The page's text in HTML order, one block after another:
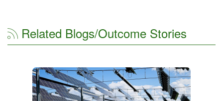
Related Blogs/Outcome Stories